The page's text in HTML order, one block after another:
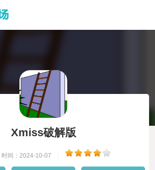
Xmiss破解版
时间：2024-10-07